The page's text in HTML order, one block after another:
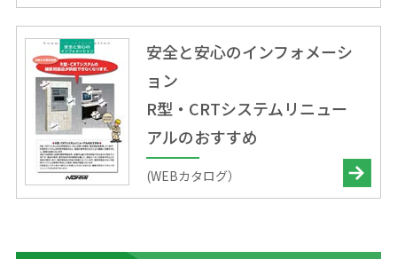
安全と安心のインフォメーシ
ョン
R型・CRTシステムリニュー
アルのおすすめ
(WEBカタログ）